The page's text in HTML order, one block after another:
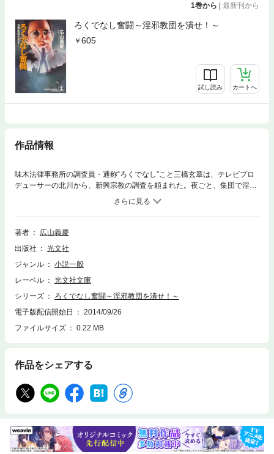
1巻から | 最新刊から
ろくでなし奮闘～淫邪教団を潰せ！～
605
試し読み カートへ
作品情報
味木法律事務所の調査員・通称“ろくでなし”こと三橋玄章は、テレビプロ
デューサーの北川から、新興宗教の調査を頼まれた。夜ごと、集団で淫靡
な踊りを舞いながら、ＵＦＯを呼ぶというのだ。三橋は、偶然知り合った
城之内千春がその霊能舞踊の会の会員だと知り、探りを入れる。が、彼女
は忽然と消えてしまう。千春の行方は？ 教団の真の目的とは！？ 痛快
悪党小説（ピカレスク・ロマン）！
著者
広山義慶
出版社
光文社
ジャンル
小説一般
レーベル
光文社文庫
シリーズ
ろくでなし奮闘～淫邪教団を潰せ！～
電子版配信開始日
2014/09/26
ファイルサイズ
0.22 MB
作品をシェアする